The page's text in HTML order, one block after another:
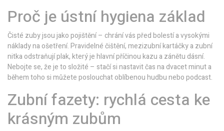
Proč je ústní hygiena základ
Čisté zuby jsou jako pojištění – chrání vás před bolestí a vysokými
náklady na ošetření. Pravidelné čištění, mezizubní kartáčky a zubní
nitka odstraňují plak, který je hlavní příčinou kazu a zánětu dásní.
Nebojte se, že je to složité – stačí si nastavit čas na dvacet minut a
během toho si můžete poslouchat oblíbenou hudbu nebo podcast.
Zubní fazety: rychlá cesta ke
krásným zubům